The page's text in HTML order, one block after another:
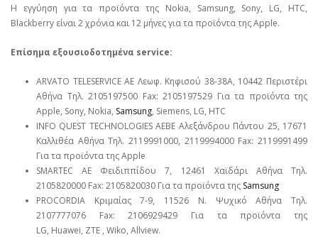
Η εγγύηση για τα προϊόντα της Nokia, Samsung, Sony, LG, HTC,
Blackberry είναι 2 χρόνια και 12 μήνες για τα προϊόντα της Apple.
Επίσημα εξουσιοδοτημένα service:
ARVATO TELESERVICE ΑΕ Λεωφ. Κηφισού 38-38Α, 10442 Περιστέρι
Αθήνα Τηλ. 2105197500 Fax: 2105197529 Για τα προϊόντα της
Apple, Sony, Nokia, Samsung, Siemens, LG, HTC
INFO QUEST TECHNOLOGIES ΑΕΒΕ Αλεξάνδρου Πάντου 25, 17671
Καλλιθέα Αθήνα Τηλ. 2119991000, 2119994000 Fax: 2119991499
Για τα προϊόντα της Apple
SMARTEC ΑΕ Φειδιππίδου 7, 12461 Χαϊδάρι Αθήνα Τηλ.
2105820000 Fax: 2105820030 Για τα προϊόντα της Samsung
PROCORDIA Κριμαίας 7-9, 11526 Ν. Ψυχικό Αθήνα Τηλ.
2107777076 Fax: 2106929429 Για τα προϊόντα της
LG, Huawei, ΖΤΕ , Wiko, Allview.